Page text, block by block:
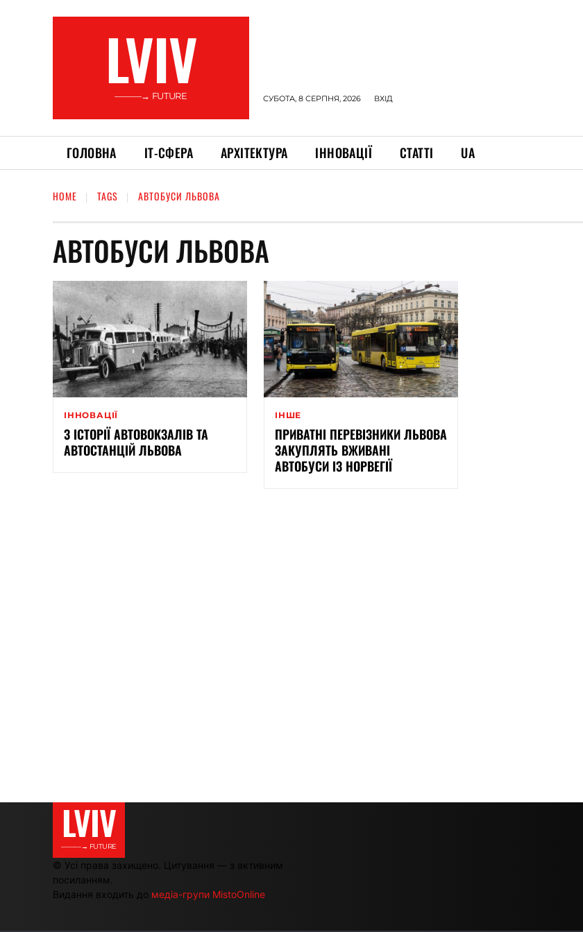
LVIV
———→ FUTURE СУБОТА, 8 СЕРПНЯ, 2026 ВХІД
ГОЛОВНА ІТ-СФЕРА АРХІТЕКТУРА ІННОВАЦІЇ СТАТТІ UA
HOME TAGS АВТОБУСИ ЛЬВОВА
АВТОБУСИ ЛЬВОВА
ІННОВАЦІЇ
З ІСТОРІЇ АВТОВОКЗАЛІВ ТА
АВТОСТАНЦІЙ ЛЬВОВА
ІНШЕ
ПРИВАТНІ ПЕРЕВІЗНИКИ ЛЬВОВА
ЗАКУПЛЯТЬ ВЖИВАНІ
АВТОБУСИ ІЗ НОРВЕГІЇ
LVIV
———→ FUTURE
© Усі права захищено. Цитування — з активним
посиланням.
Видання входить до медіа-групи MistoOnline